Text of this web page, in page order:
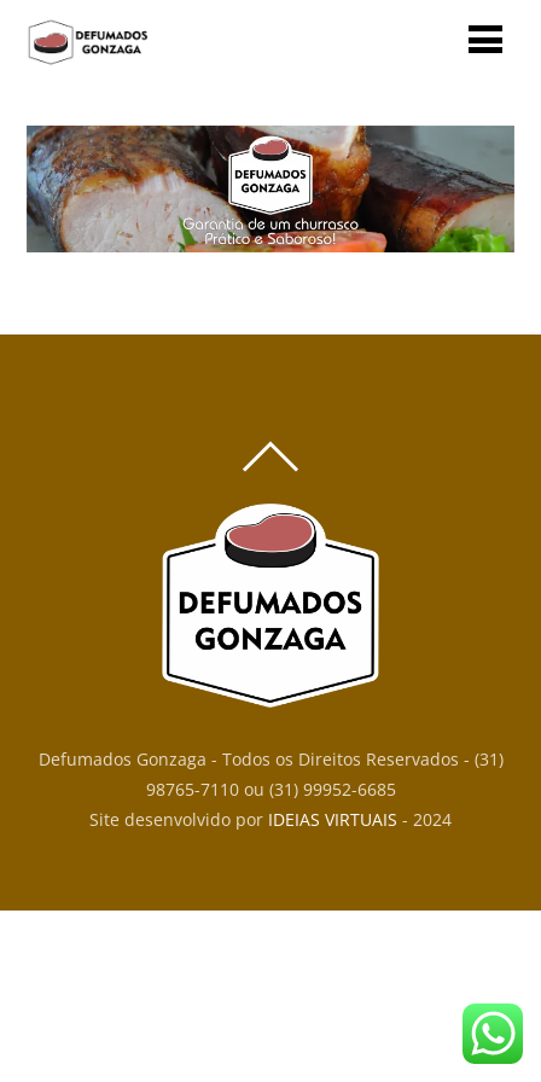
TOP
Defumados Gonzaga - Todos os Direitos Reservados - (31)
98765-7110 ou (31) 99952-6685
Site desenvolvido por IDEIAS VIRTUAIS - 2024